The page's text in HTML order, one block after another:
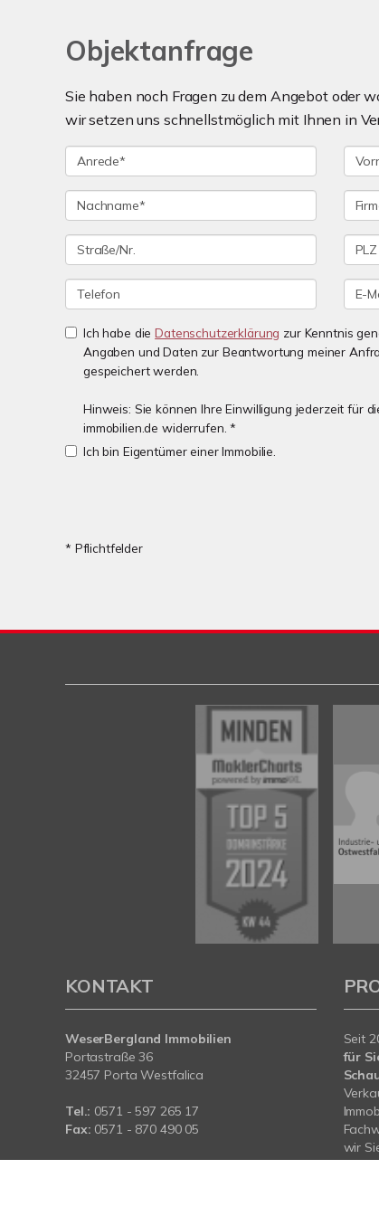
Objektanfrage
Sie haben noch Fragen zu dem Angebot oder
wir setzen uns schnellstmöglich mit Ihnen in
Ich habe dieDatenschutzerklärung zur Kenntnis
Angaben und Daten zur Beantwortung meiner
gespeichert werden.
Hinweis: Sie können Ihre Einwilligung jederzeit für
immobilien.de widerrufen. *
Ich bin Eigentümer einer Immobilie.
* Pflichtfelder
KONTAKT
WeserBergland Immobilien
Portastraße 36
32457 Porta Westfalica
Tel.: 0571 - 597 265 17
Fax: 0571 - 870 490 05
E-Mail: info@wb-immobilien.de
Seit
für
wir